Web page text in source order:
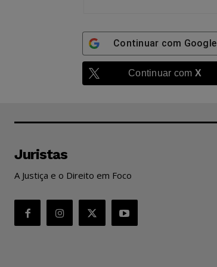
Continuar com Google
Continuar com X
Juristas
A Justiça e o Direito em Foco